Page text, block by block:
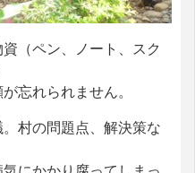
（ペン、ノート、スク
忘れられません。
村の問題点、解決策な